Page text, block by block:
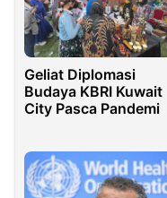
Geliat Diplomasi
Budaya KBRI Kuwait
City Pasca Pandemi